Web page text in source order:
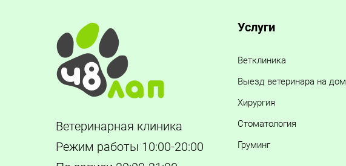
Ветеринарная клиника
Режим работы 10:00-20:00
Услуги
Ветклиника
Выезд ветеринара на дом
Хирургия
Стоматология
Груминг